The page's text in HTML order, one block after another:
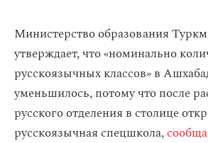
Министерство образования
утверждает, что «номинально
русскоязычных классов» в
уменьшилось, потому что после
русского отделения в столице
русскоязычная спецшкола,